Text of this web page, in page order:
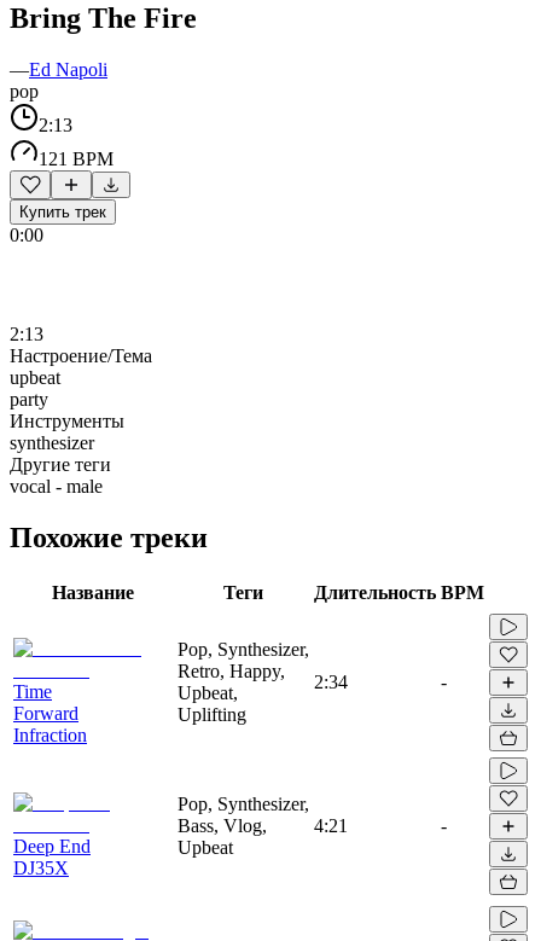
Bring The Fire
—Ed Napoli
pop
2:13
121 BPM
Купить трек
0:00
2:13
Настроение/Тема
upbeat
party
Инструменты
synthesizer
Другие теги
vocal - male
Похожие треки
Название Теги Длительность BPM
Time
Forward
Infraction
Pop, Synthesizer,
Retro, Happy,
Upbeat,
Uplifting
2:34 -
Deep End
DJ35X
Pop, Synthesizer,
Bass, Vlog,
Upbeat
4:21 -